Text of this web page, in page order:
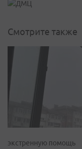
Смотрите также
экстренную помощь